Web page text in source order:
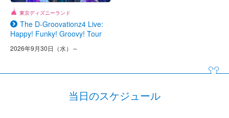
東京ディズニーランド
The D-Groovationz4 Live:
Happy! Funky! Groovy! Tour
2026年9月30日（水）～
当日のスケジュール